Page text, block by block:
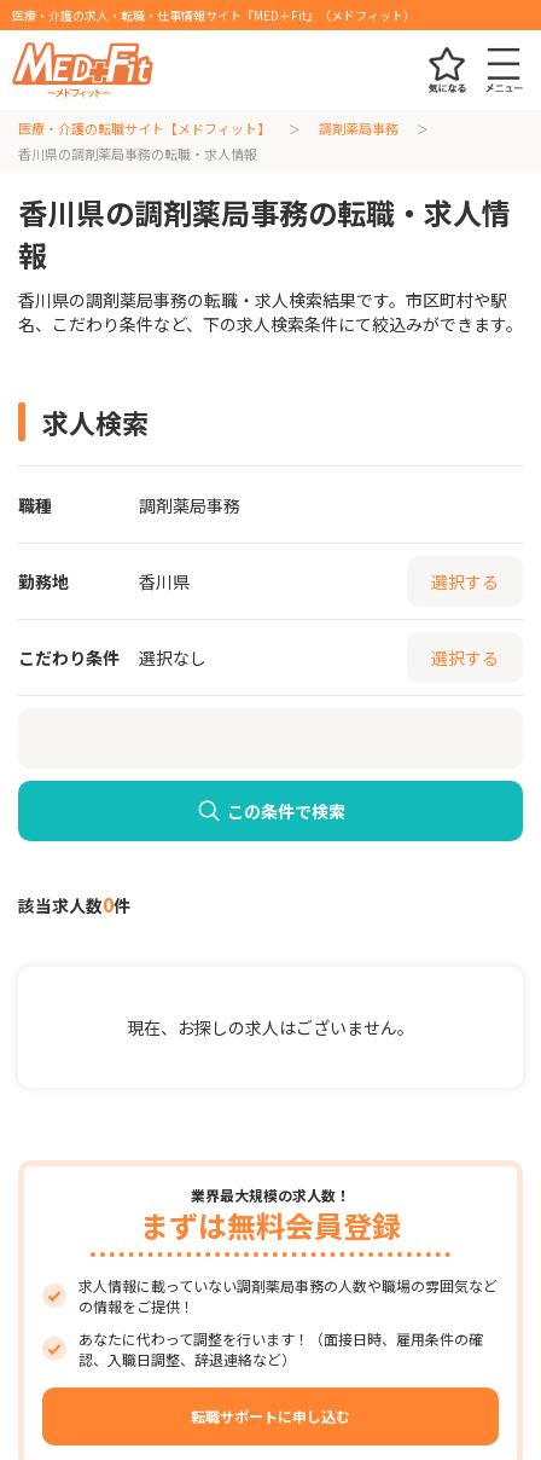
医療・介護の求人・転職・仕事情報サイト『MED＋Fit』（メドフィット）
医療・介護の転職サイト【メドフィット】
調剤薬局事務
香川県の調剤薬局事務の転職・求人情報
香川県の調剤薬局事務の転職・求人情
報
香川県の調剤薬局事務の転職・求人検索結果です。市区町村や駅
名、こだわり条件など、下の求人検索条件にて絞込みができます。
求人検索
職種 調剤薬局事務
勤務地 香川県 選択する
こだわり条件 選択なし 選択する
この条件で検索
該当求人数0件
現在、お探しの求人はございません。
業界最大規模の求人数！
まずは無料会員登録
求人情報に載っていない調剤薬局事務の人数や職場の雰囲気など
の情報をご提供！
あなたに代わって調整を行います！（面接日時、雇用条件の確
認、入職日調整、辞退連絡など）
転職サポートに申し込む